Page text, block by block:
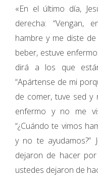
«En el último día,
derecha: “Vengan,
hambre y me diste
beber, estuve
dirá a los que
“Apártense de mi
de comer, tuve sed y
enfermo y no me
“¿Cuándo te vimos
y no te ayudamos?”
dejaron de hacer
ustedes dejaron de